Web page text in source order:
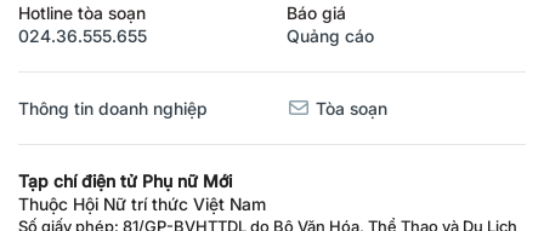
Hotline tòa soạn
024.36.555.655
Báo giá
Quảng cáo
Thông tin doanh nghiệp Tòa soạn
Tạp chí điện tử Phụ nữ Mới
Thuộc Hội Nữ trí thức Việt Nam
Số giấy phép: 81/GP-BVHTTDL do Bộ Văn Hóa, Thể Thao và Du Lịch